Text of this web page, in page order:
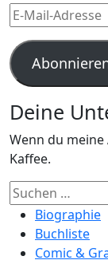
E-
Mail-
Adresse
Deine
Wenn du
Kaffee.
Suchen
nach:Biographie
Buchliste
Comic &